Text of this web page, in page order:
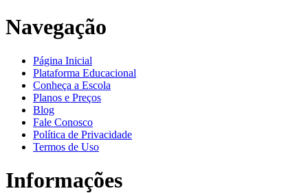
Navegação
Página Inicial
Plataforma Educacional
Conheça a Escola
Planos e Preços
Blog
Fale Conosco
Política de Privacidade
Termos de Uso
Informações